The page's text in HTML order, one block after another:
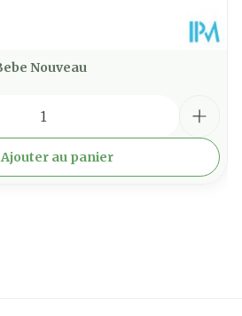
Nouveau
Ajouter au panier